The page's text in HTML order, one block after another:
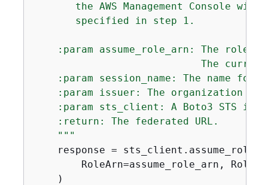
the AWS Management Console
       specified in step 1.
:param assume_role_arn: The role
The
:param session_name: The name for
:param issuer: The organization
:param sts_client: A Boto3 STS
    :return: The federated URL.
    """
    response = sts_client.assume_role(
RoleArn=assume_role_arn,
    )